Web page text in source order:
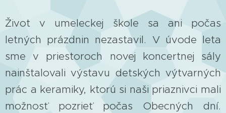
Život v umeleckej škole sa ani počas
letných prázdnin nezastavil. V úvode leta
sme v priestoroch novej koncertnej sály
nainštalovali výstavu detských výtvarných
prác a keramiky, ktorú si naši priaznivci mali
možnosť pozrieť počas Obecných dní.